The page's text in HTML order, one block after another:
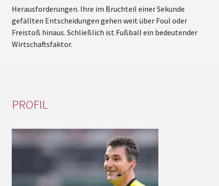
Herausforderungen. Ihre im Bruchteil einer Sekunde
gefällten Entscheidungen gehen weit über Foul oder
Freistoß hinaus. Schließlich ist Fußball ein bedeutender
Wirtschaftsfaktor.
PROFIL